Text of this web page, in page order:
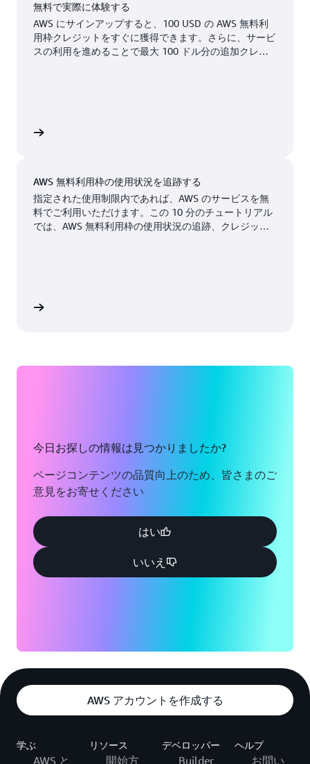
米国東部 (バージニア北部)
米国東部 (オハイオ)
ジニア州
アトランタ、ジョージ
ア州
シカゴ、イリノイ州
ダラス/フォートワー
ス、テキサス州
ヒューストン、テキサ
ロサンゼルス、カリフ
マイアミ、フロリダ州
ミネアポリス、ミネソ
タ州
モントリオール、ケベ
ック州
ニューアーク、ニュー
ジャージー州
ンシルベニア州
ポートランド、オレゴ
ン州
リ州
州
トロント、オンタリオ
州
無料で実際に体験する
AWS にサインアップすると、100 USD の AWS 無料利
用枠クレジットをすぐに獲得できます。さらに、サービ
スの利用を進めることで最大 100 ドル分の追加クレジ
AWS 無料利用枠の使用状況を追跡する
指定された使用制限内であれば、AWS のサービスを無
料でご利用いただけます。この 10 分のチュートリアル
では、AWS 無料利用枠の使用状況の追跡、クレジット
今日お探しの情報は見つかりましたか?
ページコンテンツの品質向上のため、皆さまのご
意見をお寄せください
はい
いいえ
AWS アカウントを作成する
学ぶ
AWS と
リソース
開始方
デベロッパー
Builder
ヘルプ
お問い